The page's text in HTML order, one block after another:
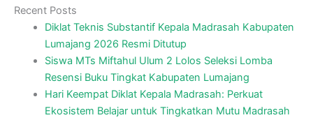
Recent Posts
Diklat Teknis Substantif Kepala Madrasah Kabupaten
Lumajang 2026 Resmi Ditutup
Siswa MTs Miftahul Ulum 2 Lolos Seleksi Lomba
Resensi Buku Tingkat Kabupaten Lumajang
Hari Keempat Diklat Kepala Madrasah: Perkuat
Ekosistem Belajar untuk Tingkatkan Mutu Madrasah